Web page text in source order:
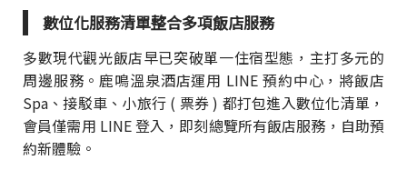
數位化服務清單整合多項飯店服務
多數現代觀光飯店早已突破單一住宿型態，主打多元的
周邊服務。鹿鳴溫泉酒店運用 LINE 預約中心，將飯店
Spa、接駁車、小旅行 ( 票券 ) 都打包進入數位化清單，
會員僅需用 LINE 登入，即刻總覽所有飯店服務，自助預
約新體驗。